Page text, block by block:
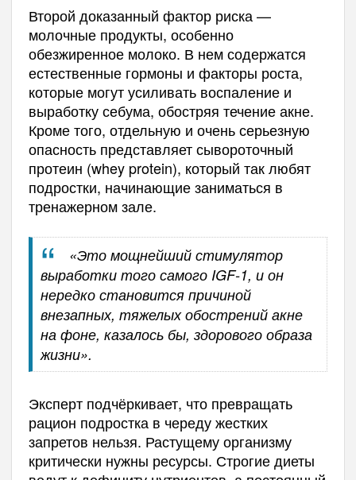
Второй доказанный фактор риска —
молочные продукты, особенно
обезжиренное молоко. В нем содержатся
естественные гормоны и факторы роста,
которые могут усиливать воспаление и
выработку себума, обостряя течение акне.
Кроме того, отдельную и очень серьезную
опасность представляет сывороточный
протеин (whey protein), который так любят
подростки, начинающие заниматься в
тренажерном зале.
«Это мощнейший стимулятор
выработки того самого IGF-1, и он
нередко становится причиной
внезапных, тяжелых обострений акне
на фоне, казалось бы, здорового образа
жизни».
Эксперт подчёркивает, что превращать
рацион подростка в череду жестких
запретов нельзя. Растущему организму
критически нужны ресурсы. Строгие диеты